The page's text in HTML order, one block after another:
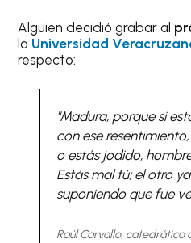
Alguien decidió grabar al
la Universidad
respecto:
"Madura, porque si
con ese
o estás jodido,
Estás mal tú; el otro
suponiendo que fue
Raúl Carvallo, catedrático